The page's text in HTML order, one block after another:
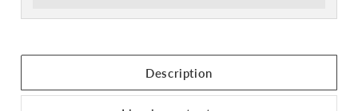
Description